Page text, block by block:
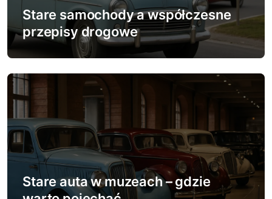
Stare samochody a współczesne
przepisy drogowe
Stare auta w muzeach – gdzie